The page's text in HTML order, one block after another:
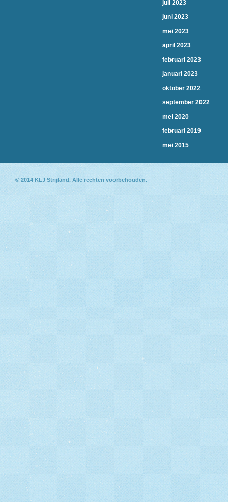
juli 2023
juni 2023
mei 2023
april 2023
februari 2023
januari 2023
oktober 2022
september 2022
mei 2020
februari 2019
mei 2015
© 2014 KLJ Strijland. Alle rechten voorbehouden.